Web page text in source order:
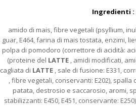
Ingredienti :
amido di mais, fibre vegetali (psyllium,
guar, E464, farina di mais tostata, enzimi,
polpa di pomodoro (correttore di acidità:
(proteine del LATTE, amidi modificati,
cagliata di LATTE , sale di fusione: E331,
, fibre vegetali, conservanti: E202), spalla
patata, destrosio e saccarosio, aromi,
stabilizzanti: E450, E451, conservante: